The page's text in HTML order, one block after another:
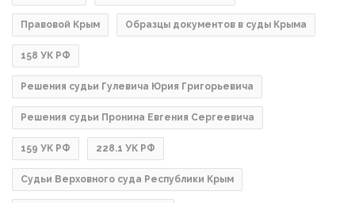
Правовой Крым Образцы документов в суды Крыма
158 УК РФ
Решения судьи Гулевича Юрия Григорьевича
Решения судьи Пронина Евгения Сергеевича
159 УК РФ 228.1 УК РФ
Судьи Верховного суда Республики Крым